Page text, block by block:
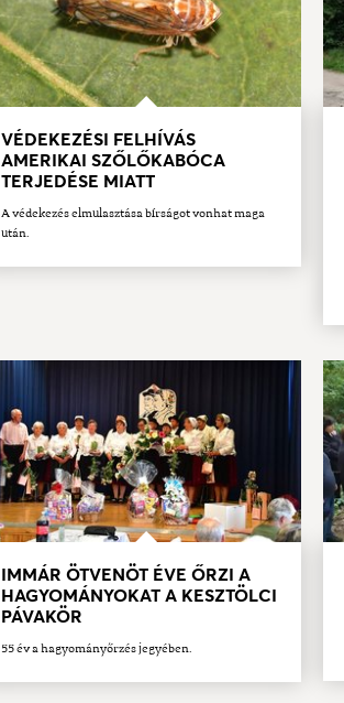
VÉDEKEZÉSI FELHÍVÁS
AMERIKAI SZŐLŐKABÓCA
TERJEDÉSE MIATT
A védekezés elmulasztása bírságot vonhat maga
után.
IMMÁR ÖTVENÖT ÉVE ŐRZI A
HAGYOMÁNYOKAT A KESZTÖLCI
PÁVAKÖR
55 év a hagyományőrzés jegyében.